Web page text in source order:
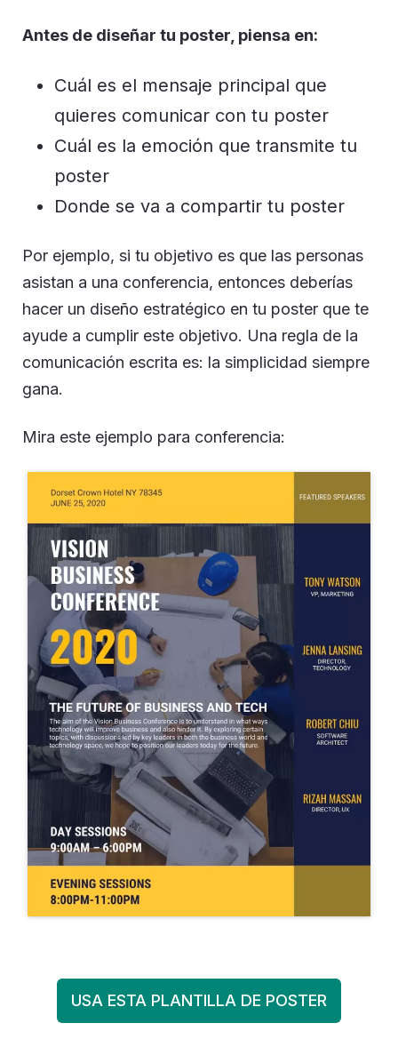
Antes de diseñar tu poster, piensa en:
Cuál es el mensaje principal que
quieres comunicar con tu poster
Cuál es la emoción que transmite tu
poster
Donde se va a compartir tu poster
Por ejemplo, si tu objetivo es que las personas
asistan a una conferencia, entonces deberías
hacer un diseño estratégico en tu poster que te
ayude a cumplir este objetivo. Una regla de la
comunicación escrita es: la simplicidad siempre
gana.
Mira este ejemplo para conferencia:
USA ESTA PLANTILLA DE POSTER